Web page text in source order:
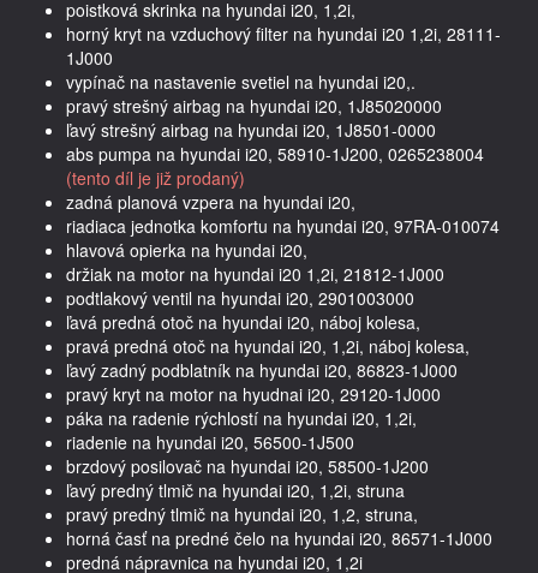
poistková skrinka na hyundai i20, 1,2i,
horný kryt na vzduchový filter na hyundai i20 1,2i, 28111-
1J000
vypínač na nastavenie svetiel na hyundai i20,.
pravý strešný airbag na hyundai i20, 1J85020000
ľavý strešný airbag na hyundai i20, 1J8501-0000
abs pumpa na hyundai i20, 58910-1J200, 0265238004
(tento díl je již prodaný)
zadná planová vzpera na hyundai i20,
riadiaca jednotka komfortu na hyundai i20, 97RA-010074
hlavová opierka na hyundai i20,
držiak na motor na hyundai i20 1,2i, 21812-1J000
podtlakový ventil na hyundai i20, 2901003000
ľavá predná otoč na hyundai i20, náboj kolesa,
pravá predná otoč na hyundai i20, 1,2i, náboj kolesa,
ľavý zadný podblatník na hyundai i20, 86823-1J000
pravý kryt na motor na hyudnai i20, 29120-1J000
páka na radenie rýchlostí na hyundai i20, 1,2i,
riadenie na hyundai i20, 56500-1J500
brzdový posilovač na hyundai i20, 58500-1J200
ľavý predný tlmič na hyundai i20, 1,2i, struna
pravý predný tlmič na hyundai i20, 1,2, struna,
horná časť na predné čelo na hyundai i20, 86571-1J000
predná nápravnica na hyundai i20, 1,2i